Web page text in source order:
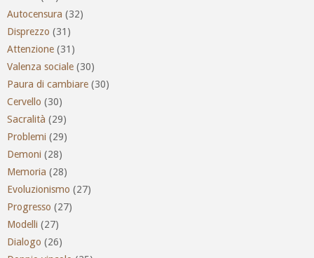
Autocensura (32)
Disprezzo (31)
Attenzione (31)
Valenza sociale (30)
Paura di cambiare (30)
Cervello (30)
Sacralità (29)
Problemi (29)
Demoni (28)
Memoria (28)
Evoluzionismo (27)
Progresso (27)
Modelli (27)
Dialogo (26)